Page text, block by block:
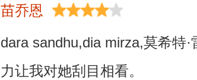
苗乔恩
dara sandhu,dia mirza,莫希特
力让我对她刮目相看。